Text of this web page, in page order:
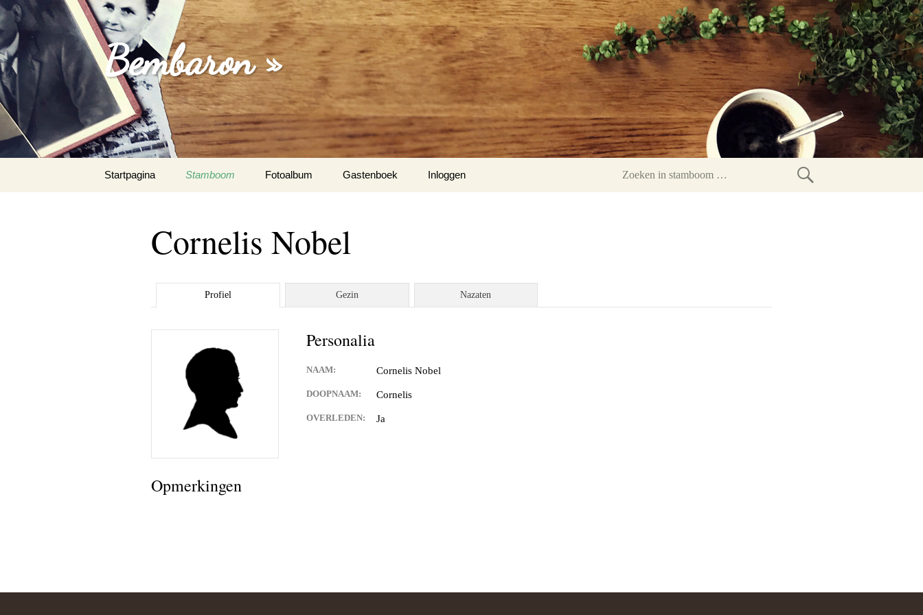
Bembaron »
naar
Startpagina Stamboom Fotoalbum Gastenboek
Inloggen
Zoeken
Cornelis Nobel
Profiel Gezin Nazaten
Personalia
NAAM: Cornelis Nobel
DOOPNAAM: Cornelis
OVERLEDEN: Ja
Opmerkingen